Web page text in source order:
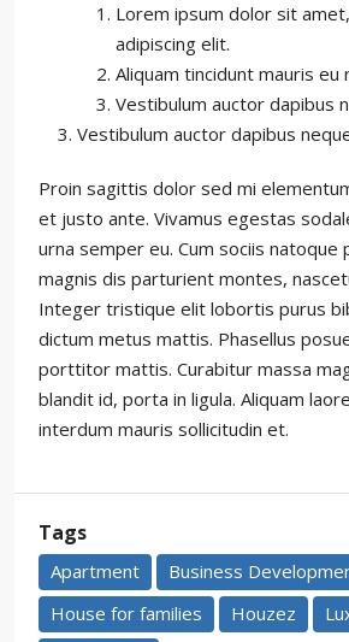
Lorem ipsum dolor sit
adipiscing elit.
Aliquam tincidunt mauris eu
Vestibulum auctor dapibus
Vestibulum auctor dapibus
Proin sagittis dolor sed mi
et justo ante. Vivamus egestas
urna semper eu. Cum sociis natoque
magnis dis parturient montes,
Integer tristique elit lobortis purus
dictum metus mattis. Phasellus
porttitor mattis. Curabitur massa
blandit id, porta in ligula. Aliquam
interdum mauris sollicitudin et.
Tags
Apartment
Business
House for families
Houzez